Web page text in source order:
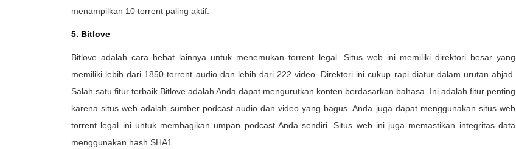
menampilkan 10 torrent paling aktif.
5. Bitlove
Bitlove adalah cara hebat lainnya untuk menemukan torrent legal. Situs web ini memiliki direktori besar yang
memiliki lebih dari 1850 torrent audio dan lebih dari 222 video. Direktori ini cukup rapi diatur dalam urutan abjad.
Salah satu fitur terbaik Bitlove adalah Anda dapat mengurutkan konten berdasarkan bahasa. Ini adalah fitur penting
karena situs web adalah sumber podcast audio dan video yang bagus. Anda juga dapat menggunakan situs web
torrent legal ini untuk membagikan umpan podcast Anda sendiri. Situs web ini juga memastikan integritas data
menggunakan hash SHA1.